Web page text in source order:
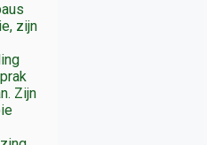
zijn
Zijn